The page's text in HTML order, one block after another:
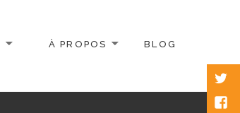
À PROPOS BLOG